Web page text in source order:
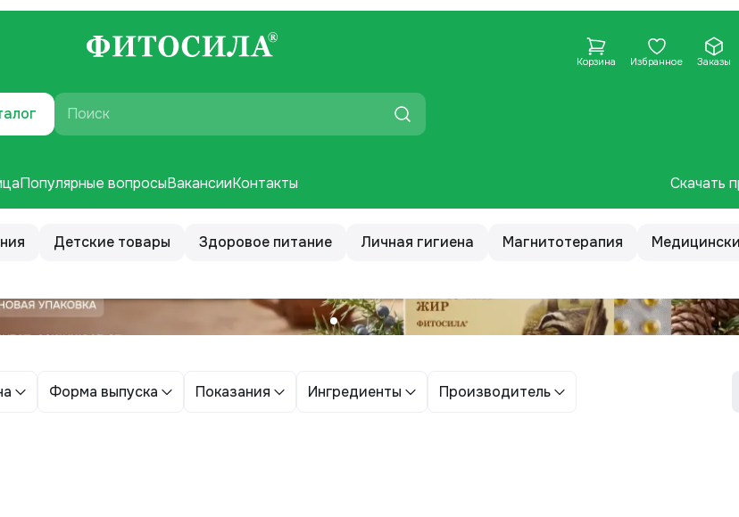
Корзина Избранное Заказы
Скачать
Популярные вопросыВакансииКонтакты
Поиск
Детские товары Здоровое питание Личная гигиена Магнитотерапия
Форма выпуска Показания Ингредиенты Производитель